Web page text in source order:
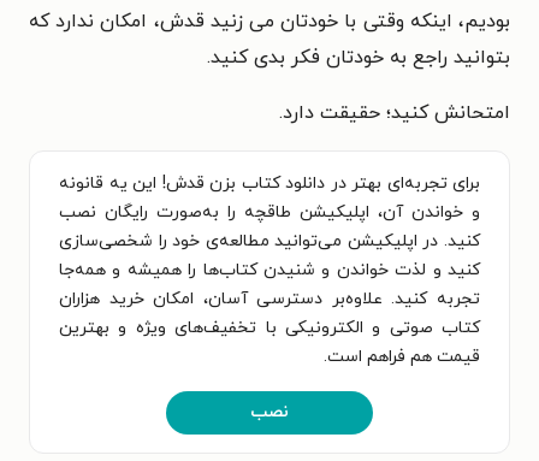
بودیم، اینکه وقتی با خودتان می زنید قدش، امکان ندارد که
بتوانید راجع به خودتان فکر بدی کنید.
امتحانش کنید؛ حقیقت دارد.
برای تجربه‌ای بهتر در دانلود کتاب بزن قدش! این یه قانونه
و خواندن آن، اپلیکیشن طاقچه را به‌صورت رایگان نصب
کنید. در اپلیکیشن می‌توانید مطالعه‌ی خود را شخصی‌سازی
کنید و لذت خواندن و شنیدن کتاب‌ها را همیشه و همه‌جا
تجربه کنید. علاوه‌بر دسترسی آسان، امکان خرید هزاران
کتاب صوتی و الکترونیکی با تخفیف‌های ویژه و بهترین
قیمت هم فراهم است.
نصب